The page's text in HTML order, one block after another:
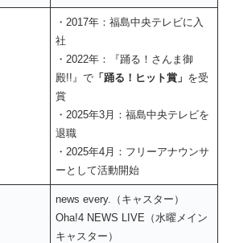
・2017年：福島中央テレビに入
社
・2022年：『踊る！さんま御
殿!!』で 「踊る！ヒット賞」 を受
賞
・2025年3月：福島中央テレビを
退職
・2025年4月：フリーアナウンサ
ーとして活動開始
news every.（キャスター）
Oha!4 NEWS LIVE（水曜メイン
キャスター）